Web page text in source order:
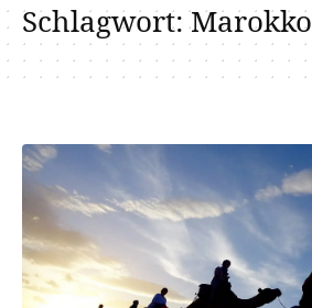
Schlagwort:Marokko